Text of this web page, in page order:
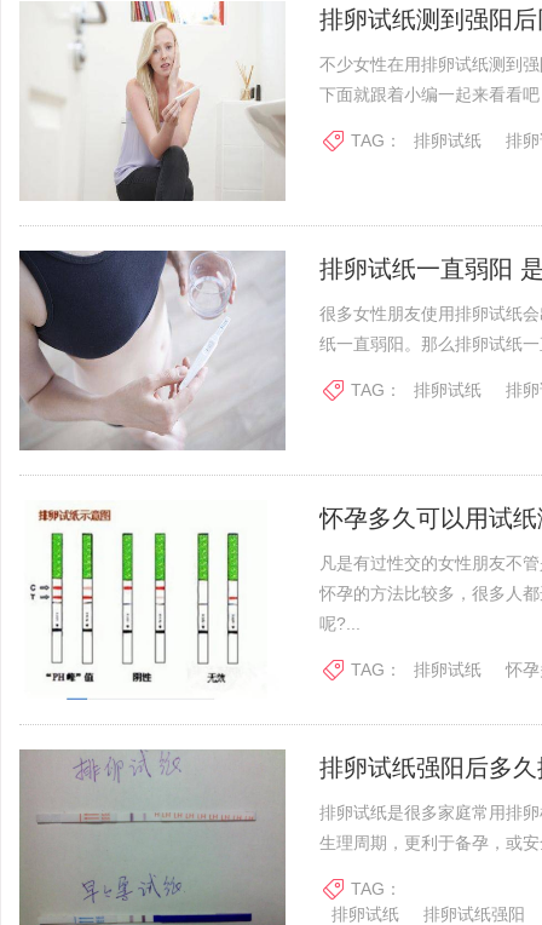
排卵试纸测到强阳
不少女性在用排卵试纸测到
下面就跟着小编一起来看看
TAG： 排卵试纸 排
排卵试纸一直弱阳
很多女性朋友使用排卵试纸
纸一直弱阳。那么排卵试纸
TAG： 排卵试纸 排
怀孕多久可以用试
凡是有过性交的女性朋友不
怀孕的方法比较多，很多人
呢?...
TAG： 排卵试纸 怀
排卵试纸强阳后多
排卵试纸是很多家庭常用排
生理周期，更利于备孕，或
TAG：
排卵试纸
排卵试纸强阳